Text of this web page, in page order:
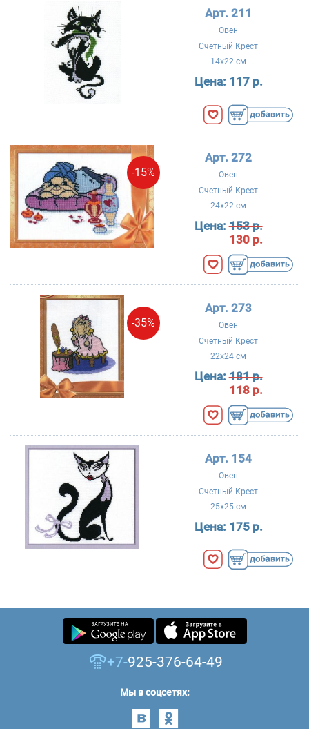
Арт. 211
Овен
Счетный Крест
14x22 см
Цена: 117 р.
-15%
Арт. 272
Овен
Счетный Крест
24x22 см
Цена:153 р.
130 р.
-35%
Арт. 273
Овен
Счетный Крест
22x24 см
Цена:181 р.
118 р.
Арт. 154
Овен
Счетный Крест
25x25 см
Цена: 175 р.
+7-925-376-64-49
Мы в соцсетях: